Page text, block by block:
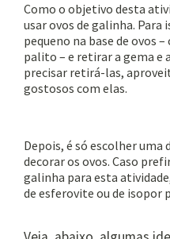
Como o objetivo desta
usar ovos de galinha.
pequeno na base de ovos
palito – e retirar a gema e
precisar retirá-las,
gostosos com elas.
Depois, é só escolher uma
decorar os ovos. Caso
galinha para esta
de esferovite ou de isopor